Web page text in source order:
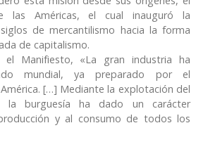
las Américas, el cual inauguró la
de mercantilismo hacia la forma
de capitalismo.
el Manifiesto, «La gran industria ha
mundial, ya preparado por el
[…] Mediante la explotación del
la burguesía ha dado un carácter
y al consumo de todos los